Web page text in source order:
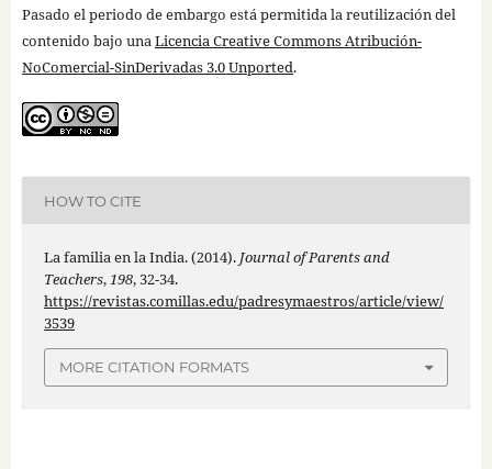
Pasado el periodo de embargo está permitida la reutilización del
contenido bajo unaLicencia Creative Commons Atribución-
NoComercial-SinDerivadas 3.0 Unported.
HOW TO CITE
La familia en la India. (2014). Journal of Parents and
Teachers,198, 32-34.
https://revistas.comillas.edu/padresymaestros/article/view/
3539
MORE CITATION FORMATS